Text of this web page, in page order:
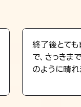
終了後とて
で、さっき
のように晴れ